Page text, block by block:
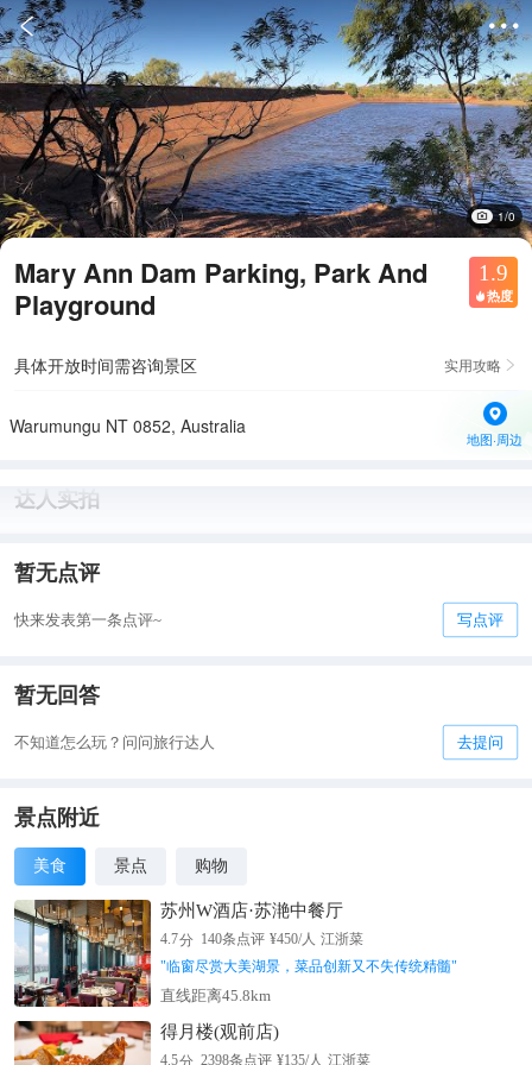
 
1/0
Mary Ann Dam Parking, Park And
Playground
1.9
 热度
具体开放时间需咨询景区 实用攻略 
Warumungu NT 0852, Australia
地图·周边
达人实拍
暂无点评
快来发表第一条点评~ 写点评
暂无回答
不知道怎么玩？问问旅行达人 去提问
景点附近
美食 景点 购物
苏州W酒店·苏滟中餐厅
4.7分 140条点评 ¥450/人 江浙菜
"临窗尽赏大美湖景，菜品创新又不失传统精髓"
直线距离45.8km
得月楼(观前店)
4.5分 2398条点评 ¥135/人 江浙菜